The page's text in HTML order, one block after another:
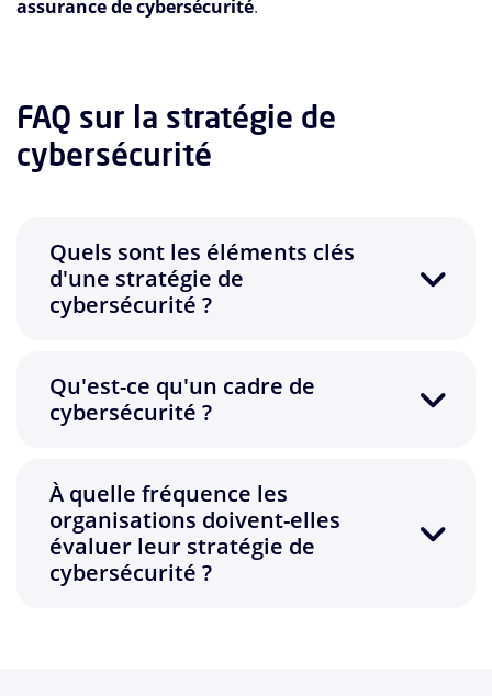
assurance de cybersécurité.
FAQ sur la stratégie de
cybersécurité
Quels sont les éléments clés
d'une stratégie de
cybersécurité ?
Qu'est-ce qu'un cadre de
cybersécurité ?
À quelle fréquence les
organisations doivent-elles
évaluer leur stratégie de
cybersécurité ?